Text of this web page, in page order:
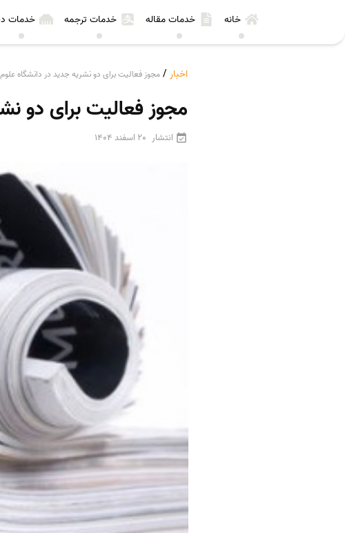
خانه خدمات مقاله خدمات ترجمه خدمات
اخبار / مجوز فعالیت برای دو نشریه‌ جدید در دانشگاه
مجوز فعالیت برای دو
انتشار 20 اسفند 1404